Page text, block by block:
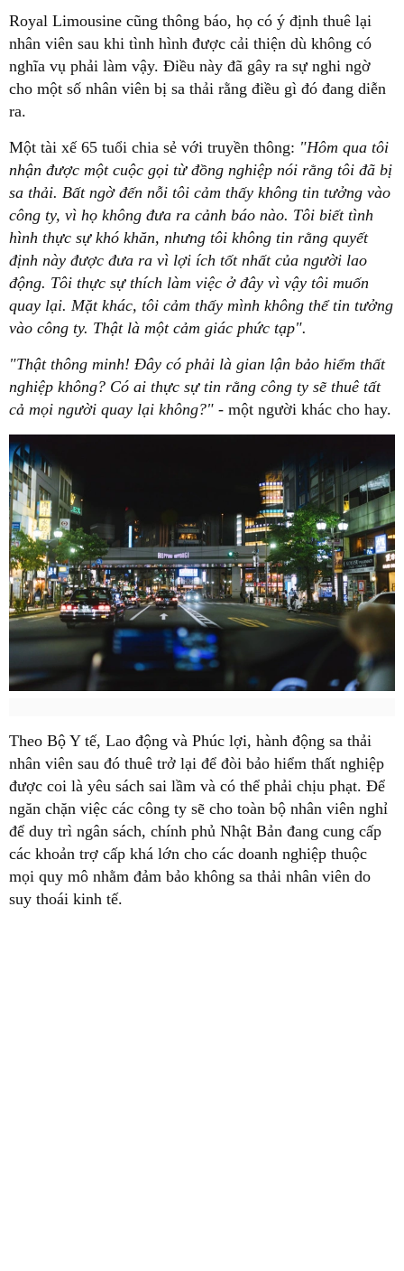
Royal Limousine cũng thông báo, họ có ý định thuê lại
nhân viên sau khi tình hình được cải thiện dù không có
nghĩa vụ phải làm vậy. Điều này đã gây ra sự nghi ngờ
cho một số nhân viên bị sa thải rằng điều gì đó đang diễn
ra.
Một tài xế 65 tuổi chia sẻ với truyền thông: "Hôm qua tôi
nhận được một cuộc gọi từ đồng nghiệp nói rằng tôi đã bị
sa thải. Bất ngờ đến nỗi tôi cảm thấy không tin tưởng vào
công ty, vì họ không đưa ra cảnh báo nào. Tôi biết tình
hình thực sự khó khăn, nhưng tôi không tin rằng quyết
định này được đưa ra vì lợi ích tốt nhất của người lao
động. Tôi thực sự thích làm việc ở đây vì vậy tôi muốn
quay lại. Mặt khác, tôi cảm thấy mình không thể tin tưởng
vào công ty. Thật là một cảm giác phức tạp".
"Thật thông minh! Đây có phải là gian lận bảo hiểm thất
nghiệp không? Có ai thực sự tin rằng công ty sẽ thuê tất
cả mọi người quay lại không?" - một người khác cho hay.
Theo Bộ Y tế, Lao động và Phúc lợi, hành động sa thải
nhân viên sau đó thuê trở lại để đòi bảo hiểm thất nghiệp
được coi là yêu sách sai lầm và có thể phải chịu phạt. Để
ngăn chặn việc các công ty sẽ cho toàn bộ nhân viên nghỉ
để duy trì ngân sách, chính phủ Nhật Bản đang cung cấp
các khoản trợ cấp khá lớn cho các doanh nghiệp thuộc
mọi quy mô nhằm đảm bảo không sa thải nhân viên do
suy thoái kinh tế.